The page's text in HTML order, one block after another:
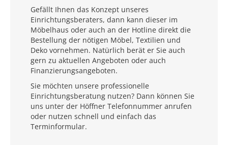
Gefällt Ihnen das Konzept unseres
Einrichtungsberaters, dann kann dieser im
Möbelhaus oder auch an der Hotline direkt die
Bestellung der nötigen Möbel, Textilien und
Deko vornehmen. Natürlich berät er Sie auch
gern zu aktuellen Angeboten oder auch
Finanzierungsangeboten.
Sie möchten unsere professionelle
Einrichtungsberatung nutzen? Dann können Sie
uns unter der Höffner Telefonnummer anrufen
oder nutzen schnell und einfach das
Terminformular.